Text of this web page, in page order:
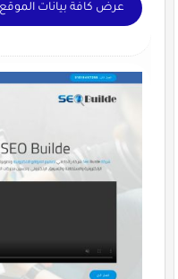
عرض كافة بيانات الموقع